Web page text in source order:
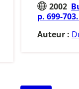
2002
p. 699-
Auteur :